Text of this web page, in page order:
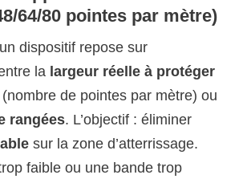
64/80 pointes par mètre)
dispositif repose sur
la largeur réelle à protéger
de pointes par mètre) ou
rangées. L’objectif : éliminer
sur la zone d’atterrissage.
faible ou une bande trop